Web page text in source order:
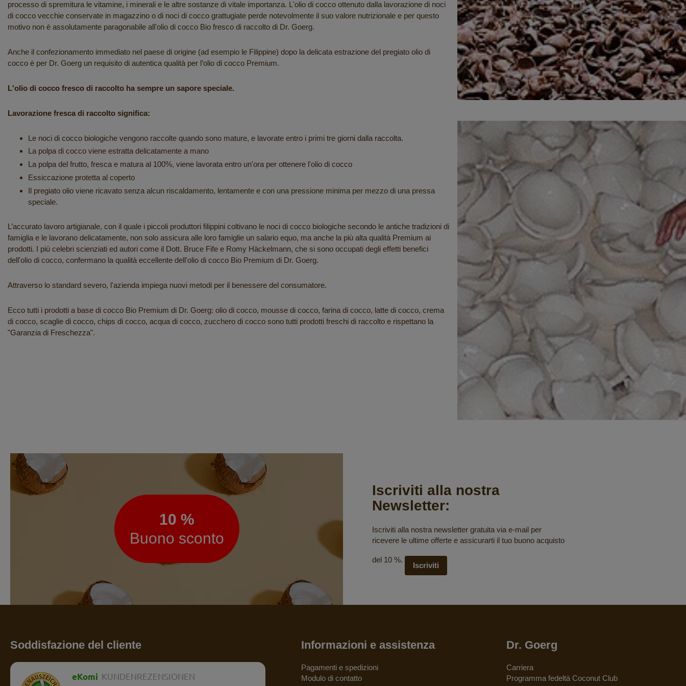
processo di spremitura le vitamine, i minerali e le altre sostanze di vitale importanza. L'olio di cocco ottenuto dalla lavorazione di noci
di cocco vecchie conservate in magazzino o di noci di cocco grattugiate perde notevolmente il suo valore nutrizionale e per questo
motivo non è assolutamente paragonabile all'olio di cocco Bio fresco di raccolto di Dr. Goerg.
Anche il confezionamento immediato nel paese di origine (ad esempio le Filippine) dopo la delicata estrazione del pregiato olio di
cocco è per Dr. Goerg un requisito di autentica qualità per l’olio di cocco Premium.
L'olio di cocco fresco di raccolto ha sempre un sapore speciale.
Lavorazione fresca di raccolto significa:
Le noci di cocco biologiche vengono raccolte quando sono mature, e lavorate entro i primi tre giorni dalla raccolta.
La polpa di cocco viene estratta delicatamente a mano
La polpa del frutto, fresca e matura al 100%, viene lavorata entro un'ora per ottenere l'olio di cocco
Essiccazione protetta al coperto
Il pregiato olio viene ricavato senza alcun riscaldamento, lentamente e con una pressione minima per mezzo di una pressa
speciale.
L’accurato lavoro artigianale, con il quale i piccoli produttori filippini coltivano le noci di cocco biologiche secondo le antiche tradizioni di
famiglia e le lavorano delicatamente, non solo assicura alle loro famiglie un salario equo, ma anche la più alta qualità Premium ai
prodotti. I più celebri scienziati ed autori come il Dott. Bruce Fife e Romy Häckelmann, che si sono occupati degli effetti benefici
dell'olio di cocco, confermano la qualità eccellente dell'olio di cocco Bio Premium di Dr. Goerg.
Attraverso lo standard severo, l'azienda impiega nuovi metodi per il benessere del consumatore.
Ecco tutti i prodotti a base di cocco Bio Premium di Dr. Goerg: olio di cocco, mousse di cocco, farina di cocco, latte di cocco, crema
di cocco, scaglie di cocco, chips di cocco, acqua di cocco, zucchero di cocco sono tutti prodotti freschi di raccolto e rispettano la
"Garanzia di Freschezza".
Newsletter
10 %
Buono sconto
Iscriviti alla nostra
Newsletter:
Iscriviti alla nostra newsletter gratuita via e-mail per
ricevere le ultime offerte e assicurarti il tuo buono acquisto
del 10 %.
Iscriviti
Soddisfazione del cliente
eKomi KUNDENREZENSIONEN
Informazioni e assistenza
Pagamenti e spedizioni
Modulo di contatto
Dr. Goerg
Carriera
Programma fedeltà Coconut Club